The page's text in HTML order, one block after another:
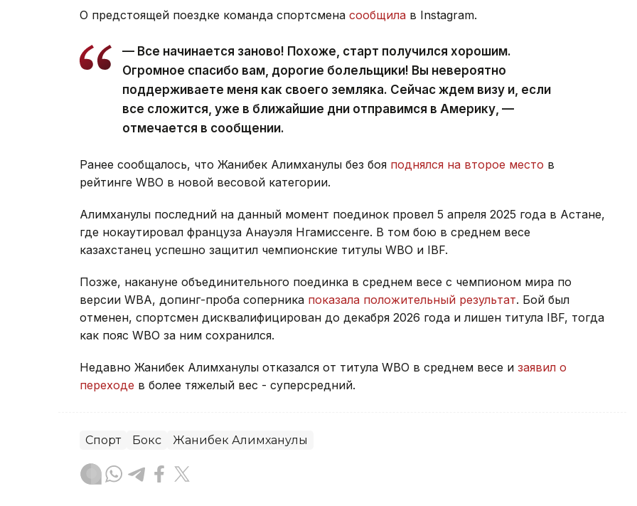
О предстоящей поездке команда спортсмена сообщила в Instagram.
— Все начинается заново! Похоже, старт получился хорошим.
Огромное спасибо вам, дорогие болельщики! Вы невероятно
поддерживаете меня как своего земляка. Сейчас ждем визу и, если
все сложится, уже в ближайшие дни отправимся в Америку, —
отмечается в сообщении.
Ранее сообщалось, что Жанибек Алимханулы без боя поднялся на второе место в
рейтинге WBO в новой весовой категории.
Алимханулы последний на данный момент поединок провел 5 апреля 2025 года в Астане,
где нокаутировал француза Анауэля Нгамиссенге. В том бою в среднем весе
казахстанец успешно защитил чемпионские титулы WBO и IBF.
Позже, накануне объединительного поединка в среднем весе с чемпионом мира по
версии WBA, допинг-проба соперника показала положительный результат. Бой был
отменен, спортсмен дисквалифицирован до декабря 2026 года и лишен титула IBF, тогда
как пояс WBO за ним сохранился.
Недавно Жанибек Алимханулы отказался от титула WBO в среднем весе и заявил о
переходе в более тяжелый вес - суперсредний.
Спорт Бокс Жанибек Алимханулы